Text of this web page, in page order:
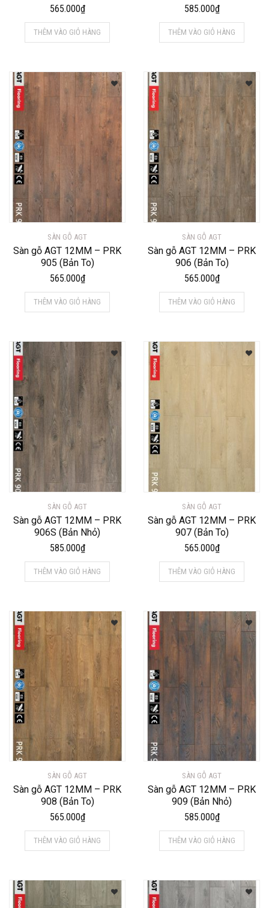
565.000₫
THÊM VÀO GIỎ HÀNG
585.000₫
THÊM VÀO GIỎ HÀNG
SÀN GỖ AGT
Sàn gỗ AGT 12MM – PRK
905 (Bản To)
565.000₫
THÊM VÀO GIỎ HÀNG
SÀN GỖ AGT
Sàn gỗ AGT 12MM – PRK
906 (Bản To)
565.000₫
THÊM VÀO GIỎ HÀNG
SÀN GỖ AGT
Sàn gỗ AGT 12MM – PRK
906S (Bản Nhỏ)
585.000₫
THÊM VÀO GIỎ HÀNG
SÀN GỖ AGT
Sàn gỗ AGT 12MM – PRK
907 (Bản To)
565.000₫
THÊM VÀO GIỎ HÀNG
SÀN GỖ AGT
Sàn gỗ AGT 12MM – PRK
908 (Bản To)
565.000₫
THÊM VÀO GIỎ HÀNG
SÀN GỖ AGT
Sàn gỗ AGT 12MM – PRK
909 (Bản Nhỏ)
585.000₫
THÊM VÀO GIỎ HÀNG